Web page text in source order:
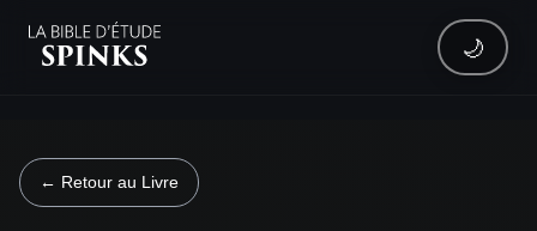
🌙
← Retour au Livre